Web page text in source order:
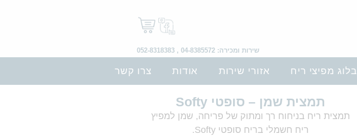
שירות ומכירה: 04-8385572 , 052-8318383
בלוג מפיצי ריח אזורי שירות אודות צרו קשר
תמצית שמן – סופטי Softy
תמצית ריח בניחוח רך ומתוק של פריחה, שמן למפיץ
ריח חשמלי בריח סופטי Softy.